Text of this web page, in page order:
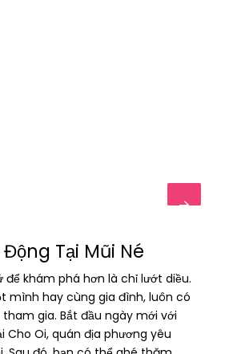
Tại Mũi Né
để khám phá hơn là chỉ lướt diều.
mình hay cùng gia đình, luôn có
gia. Bắt đầu ngày mới với
Oi, quán địa phương yêu